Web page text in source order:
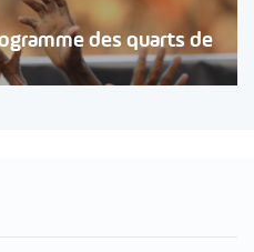
des quarts de